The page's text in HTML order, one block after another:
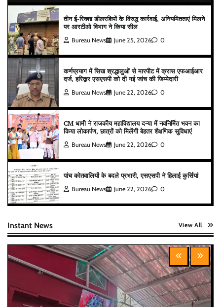
तीन ई-रिक्शा डीलरशिपों के विरुद्ध कार्रवाई, अनियमितताएं मिलने
पर आरटीओ विभाग ने किया सील
Bureau News June 25, 2026 0
कर्णप्रयाग में सिख श्रद्धालुओं से मारपीट में क्रास एफआईआर
दर्ज, हरिद्वार एसएसपी को दी गई जांच की जिम्मेदारी
Bureau News June 22, 2026 0
CM धामी ने राजकीय महाविद्यालय दन्या में नवनिर्मित भवन का
किया लोकार्पण, छात्रों को मिलेंगी बेहतर शैक्षणिक सुविधाएं
Bureau News June 22, 2026 0
पांच कोतवालियों के बदले प्रभारी, एसएसपी ने हिलाई कुर्सियां
Bureau News June 22, 2026 0
Instant News View All